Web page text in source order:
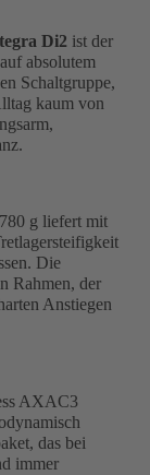
Di2 ist der
absolutem
Schaltgruppe,
kaum von
g liefert mit
Die
Rahmen, der
Anstiegen
AXAC3
das bei
immer